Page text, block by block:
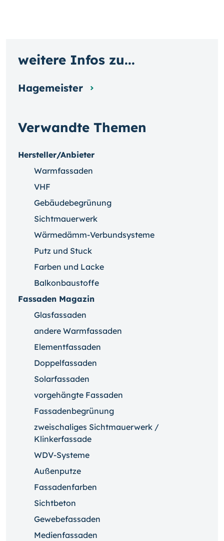
Verwandte Themen
Hersteller/Anbieter
Warmfassaden
VHF
Gebäudebegrünung
Sichtmauerwerk
Wärmedämm-Verbundsysteme
Putz und Stuck
Farben und Lacke
Balkonbaustoffe
Fassaden Magazin
Glasfassaden
andere Warmfassaden
Elementfassaden
Doppelfassaden
Solarfassaden
vorgehängte Fassaden
Fassadenbegrünung
zweischaliges Sichtmauerwerk /
Klinkerfassade
WDV-Systeme
Außenputze
Fassadenfarben
Sichtbeton
Gewebefassaden
Medienfassaden
weitere Infos zu...
Hagemeister